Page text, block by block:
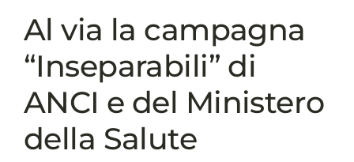
DA
COMPAGNIA
Al via la campagna
“Inseparabili” di
ANCI e del Ministero
della Salute